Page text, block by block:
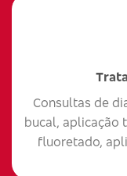
Consultas de
bucal, aplicação
fluoretado,